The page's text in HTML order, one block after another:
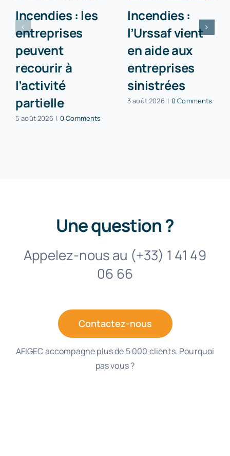
Incendies : les
entreprises
peuvent
recourir à
l’activité
partielle
5 août 2026 | 0 Comments
Incendies :
l’Urssaf vient
en aide aux
entreprises
sinistrées
3 août 2026 | 0 Comments
Une question ?
Appelez-nous au (+33) 1 41 49
06 66
Contactez-nous
AFIGEC accompagne plus de 5 000 clients. Pourquoi
pas vous ?